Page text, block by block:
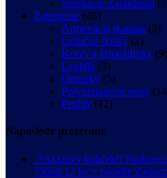
Striekacie Zariadenia
Zateplenie (48)
Armovacia tkanina (3)
Izolačné dosky (2)
Kotvy a Hmoždinky (9)
Lepidlá (3)
Omietky (5)
Polyuretanové peny
Profily (12)
Naposledy prezerané
!!Akciový baliček!!
750ml 12 ks + náradie